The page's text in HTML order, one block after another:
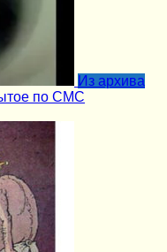
Из архива
по СМС